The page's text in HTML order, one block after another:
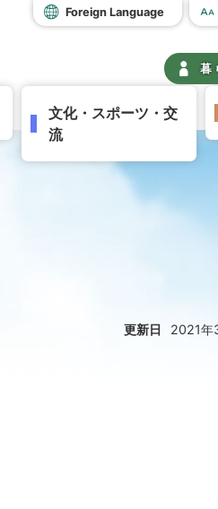
Foreign Language
暮
文化・スポーツ・交
流
更新日 2021年